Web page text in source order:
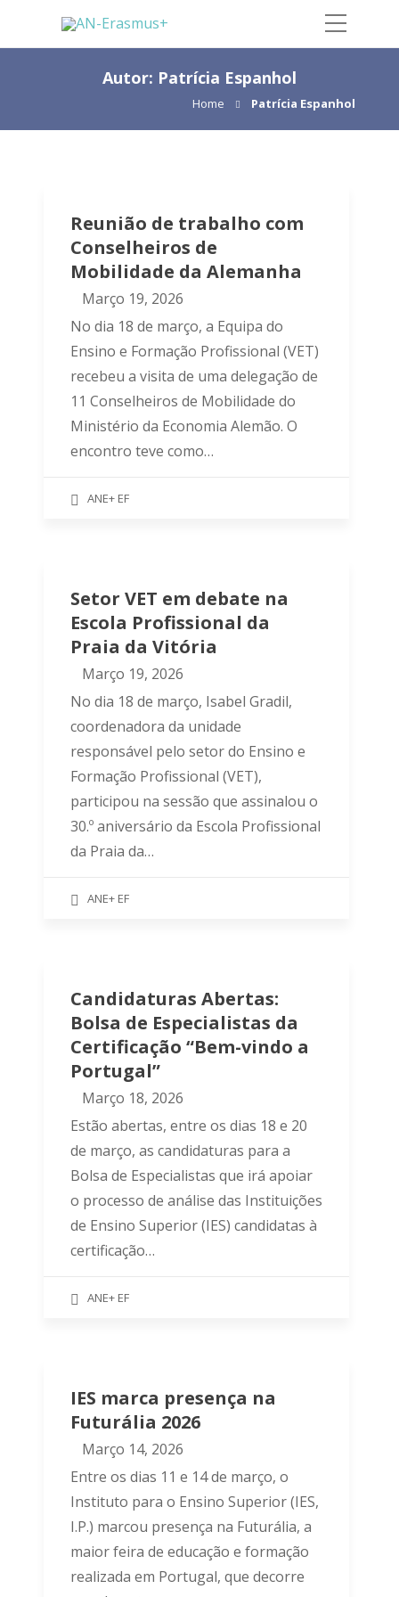
Autor: Patrícia Espanhol
Home Patrícia Espanhol
Reunião de trabalho com
Conselheiros de
Mobilidade da Alemanha
Março 19, 2026
No dia 18 de março, a Equipa do
Ensino e Formação Profissional (VET)
recebeu a visita de uma delegação de
11 Conselheiros de Mobilidade do
Ministério da Economia Alemão. O
encontro teve como…
ANE+ EF
Setor VET em debate na
Escola Profissional da
Praia da Vitória
Março 19, 2026
No dia 18 de março, Isabel Gradil,
coordenadora da unidade
responsável pelo setor do Ensino e
Formação Profissional (VET),
participou na sessão que assinalou o
30.º aniversário da Escola Profissional
da Praia da…
ANE+ EF
Candidaturas Abertas:
Bolsa de Especialistas da
Certificação “Bem-vindo a
Portugal”
Março 18, 2026
Estão abertas, entre os dias 18 e 20
de março, as candidaturas para a
Bolsa de Especialistas que irá apoiar
o processo de análise das Instituições
de Ensino Superior (IES) candidatas à
certificação…
ANE+ EF
IES marca presença na
Futurália 2026
Março 14, 2026
Entre os dias 11 e 14 de março, o
Instituto para o Ensino Superior (IES,
I.P.) marcou presença na Futurália, a
maior feira de educação e formação
realizada em Portugal, que decorre